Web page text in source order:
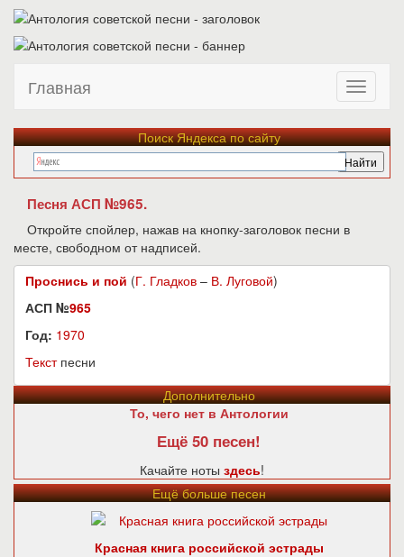
Главная
Поиск Яндекса по сайту
Песня АСП №965.
Откройте спойлер, нажав на кнопку-заголовок песни в
месте, свободном от надписей.
Проснись и пой (Г. Гладков – В. Луговой)
АСП №965
Год: 1970
Текстпесни
Дополнительно
То, чего нет в Антологии
Ещё 50 песен!
Качайте ноты здесь!
Ещё больше песен
Красная книга российской эстрады